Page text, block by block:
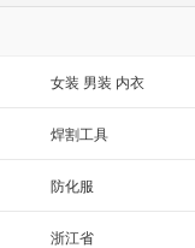
女装 男装 内衣
焊割工具
防化服
浙江省